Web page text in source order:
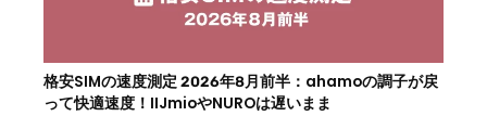
格安SIMの速度測定 2026年8月前半：ahamoの調子が戻
って快適速度！IIJmioやNUROは遅いまま